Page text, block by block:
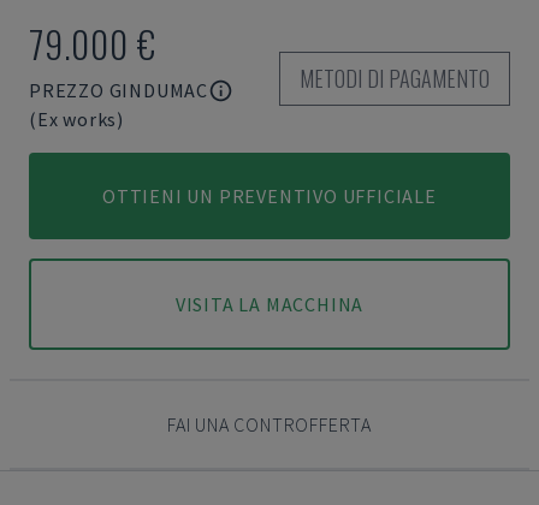
79.000 €
PREZZO GINDUMAC
(Ex works)
METODI DI PAGAMENTO
OTTIENI UN PREVENTIVO UFFICIALE
VISITA LA MACCHINA
FAI UNA CONTROFFERTA